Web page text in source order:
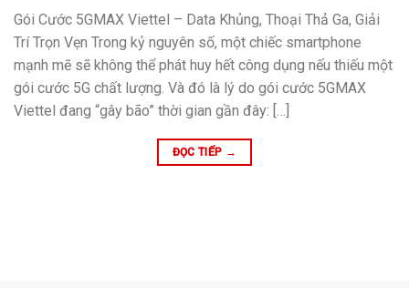
Gói Cước 5GMAX Viettel – Data Khủng, Thoại Thả Ga, Giải
Trí Trọn Vẹn Trong kỷ nguyên số, một chiếc smartphone
mạnh mẽ sẽ không thể phát huy hết công dụng nếu thiếu một
gói cước 5G chất lượng. Và đó là lý do gói cước 5GMAX
Viettel đang “gây bão” thời gian gần đây: […]
ĐỌC TIẾP →